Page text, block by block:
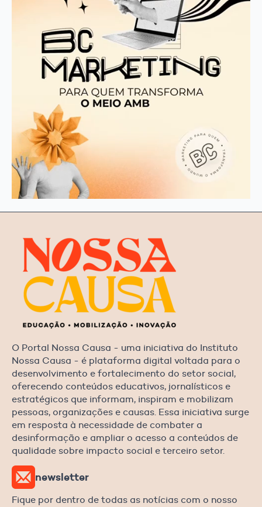
O Portal Nossa Causa - uma iniciativa do Instituto
Nossa Causa - é plataforma digital voltada para o
desenvolvimento e fortalecimento do setor social,
oferecendo conteúdos educativos, jornalísticos e
estratégicos que informam, inspiram e mobilizam
pessoas, organizações e causas. Essa iniciativa surge
em resposta à necessidade de combater a
desinformação e ampliar o acesso a conteúdos de
qualidade sobre impacto social e terceiro setor.
newsletter
Fique por dentro de todas as notícias com o nosso